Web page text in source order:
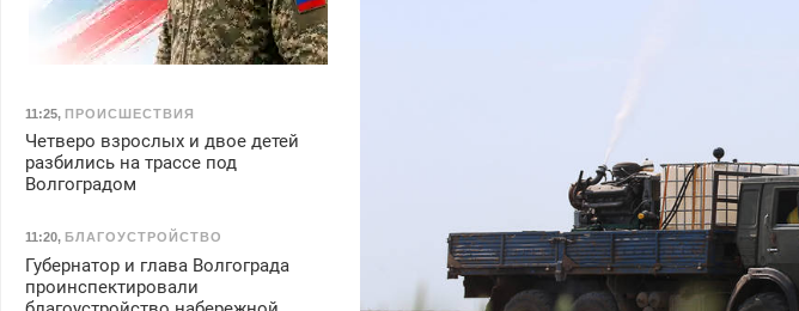
11:25, ПРОИСШЕСТВИЯ
Четверо взрослых и двое детей
разбились на трассе под
Волгоградом
11:20, БЛАГОУСТРОЙСТВО
Губернатор и глава Волгограда
проинспектировали